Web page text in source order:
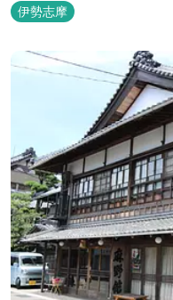
伊勢志摩